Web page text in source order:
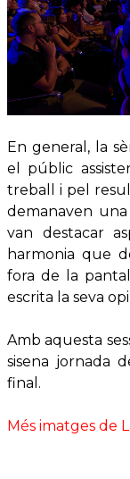
En general, la
el públic
treball i pel
demanaven
van destacar
harmonia que
fora de la
escrita la seva
Amb aquesta
sisena jornada
final.
Més imatges de